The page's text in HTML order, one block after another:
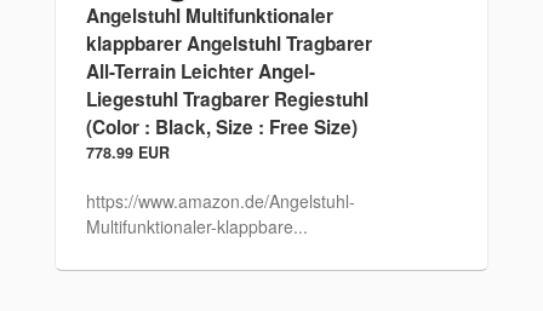
Angelstuhl Multifunktionaler
klappbarer Angelstuhl Tragbarer
All-Terrain Leichter Angel-
Liegestuhl Tragbarer Regiestuhl
(Color : Black, Size : Free Size)
778.99 EUR
https://www.amazon.de/Angelstuhl-
Multifunktionaler-klappbare...